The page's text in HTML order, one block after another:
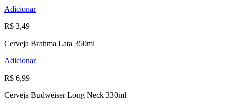
Adicionar
R$ 3,49
Cerveja Brahma Lata 350ml
Adicionar
R$ 6,99
Cerveja Budweiser Long Neck 330ml